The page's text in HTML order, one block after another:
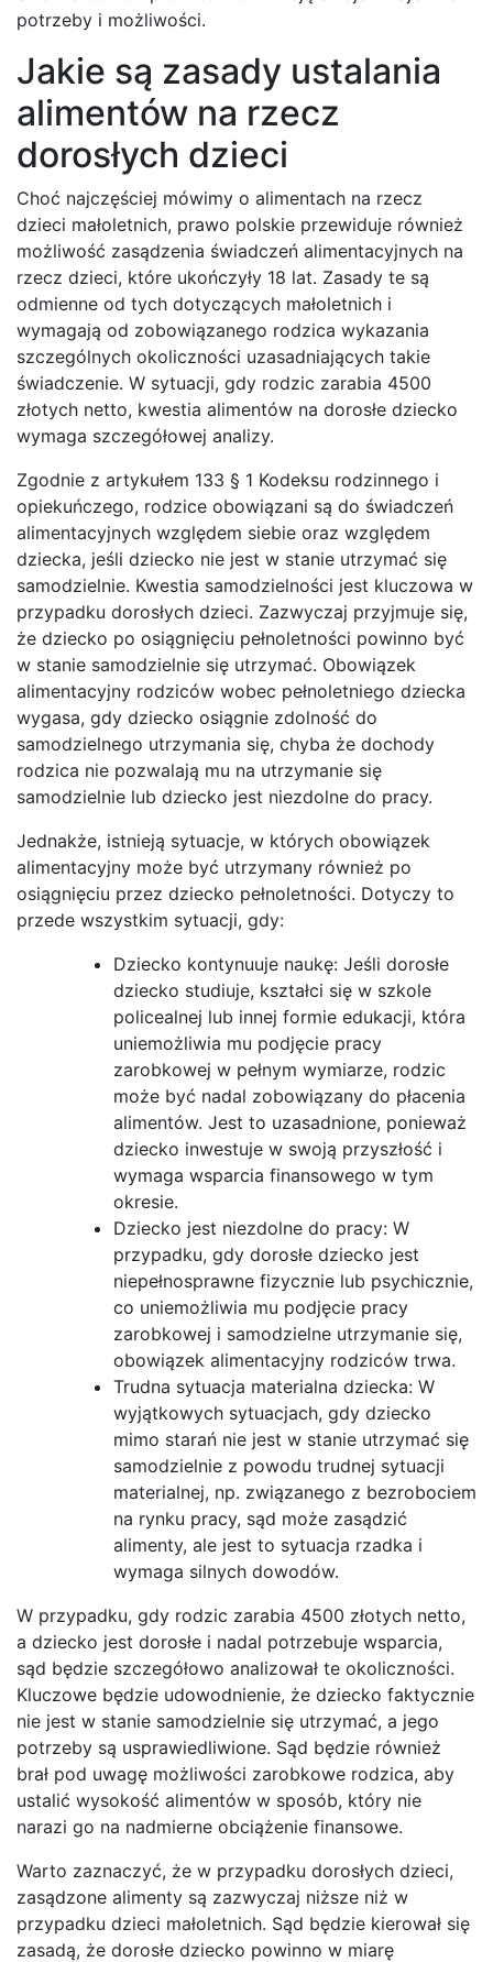
potrzeby i możliwości.
Jakie są zasady ustalania
alimentów na rzecz
dorosłych dzieci
Choć najczęściej mówimy o alimentach na rzecz
dzieci małoletnich, prawo polskie przewiduje również
możliwość zasądzenia świadczeń alimentacyjnych na
rzecz dzieci, które ukończyły 18 lat. Zasady te są
odmienne od tych dotyczących małoletnich i
wymagają od zobowiązanego rodzica wykazania
szczególnych okoliczności uzasadniających takie
świadczenie. W sytuacji, gdy rodzic zarabia 4500
złotych netto, kwestia alimentów na dorosłe dziecko
wymaga szczegółowej analizy.
Zgodnie z artykułem 133 § 1 Kodeksu rodzinnego i
opiekuńczego, rodzice obowiązani są do świadczeń
alimentacyjnych względem siebie oraz względem
dziecka, jeśli dziecko nie jest w stanie utrzymać się
samodzielnie. Kwestia samodzielności jest kluczowa w
przypadku dorosłych dzieci. Zazwyczaj przyjmuje się,
że dziecko po osiągnięciu pełnoletności powinno być
w stanie samodzielnie się utrzymać. Obowiązek
alimentacyjny rodziców wobec pełnoletniego dziecka
wygasa, gdy dziecko osiągnie zdolność do
samodzielnego utrzymania się, chyba że dochody
rodzica nie pozwalają mu na utrzymanie się
samodzielnie lub dziecko jest niezdolne do pracy.
Jednakże, istnieją sytuacje, w których obowiązek
alimentacyjny może być utrzymany również po
osiągnięciu przez dziecko pełnoletności. Dotyczy to
przede wszystkim sytuacji, gdy:
Dziecko kontynuuje naukę: Jeśli dorosłe
dziecko studiuje, kształci się w szkole
policealnej lub innej formie edukacji, która
uniemożliwia mu podjęcie pracy
zarobkowej w pełnym wymiarze, rodzic
może być nadal zobowiązany do płacenia
alimentów. Jest to uzasadnione, ponieważ
dziecko inwestuje w swoją przyszłość i
wymaga wsparcia finansowego w tym
okresie.
Dziecko jest niezdolne do pracy: W
przypadku, gdy dorosłe dziecko jest
niepełnosprawne fizycznie lub psychicznie,
co uniemożliwia mu podjęcie pracy
zarobkowej i samodzielne utrzymanie się,
obowiązek alimentacyjny rodziców trwa.
Trudna sytuacja materialna dziecka: W
wyjątkowych sytuacjach, gdy dziecko
mimo starań nie jest w stanie utrzymać się
samodzielnie z powodu trudnej sytuacji
materialnej, np. związanego z bezrobociem
na rynku pracy, sąd może zasądzić
alimenty, ale jest to sytuacja rzadka i
wymaga silnych dowodów.
W przypadku, gdy rodzic zarabia 4500 złotych netto,
a dziecko jest dorosłe i nadal potrzebuje wsparcia,
sąd będzie szczegółowo analizował te okoliczności.
Kluczowe będzie udowodnienie, że dziecko faktycznie
nie jest w stanie samodzielnie się utrzymać, a jego
potrzeby są usprawiedliwione. Sąd będzie również
brał pod uwagę możliwości zarobkowe rodzica, aby
ustalić wysokość alimentów w sposób, który nie
narazi go na nadmierne obciążenie finansowe.
Warto zaznaczyć, że w przypadku dorosłych dzieci,
zasądzone alimenty są zazwyczaj niższe niż w
przypadku dzieci małoletnich. Sąd będzie kierował się
zasadą, że dorosłe dziecko powinno w miarę